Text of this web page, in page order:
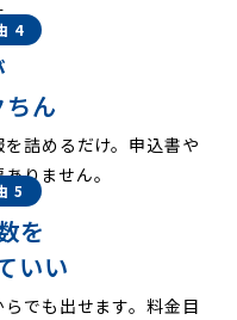
。
4
ん
詰めるだけ。申込書や
りません。
5
を
いい
でも出せます。料金目